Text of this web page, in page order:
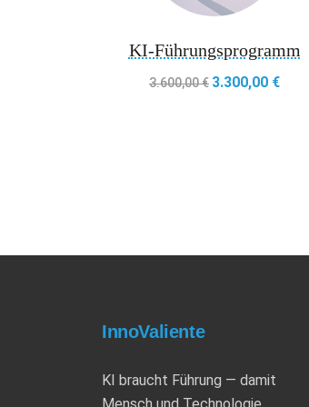
KI-Führungsprogramm
3.600,00€ Ursprünglicher
3.300,00 €
InnoValiente
KI braucht Führung — damit
Mensch und Technologie